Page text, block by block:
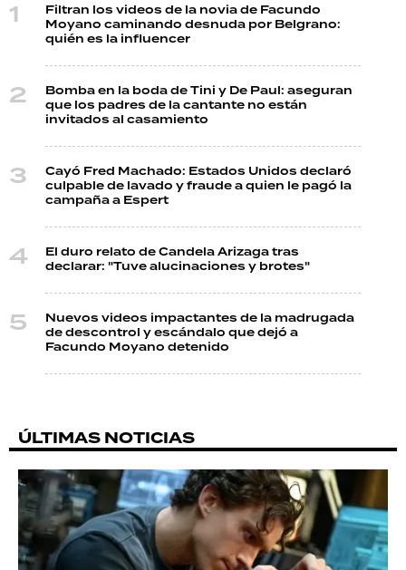
Filtran los videos de la novia de Facundo
Moyano caminando desnuda por Belgrano:
quién es la influencer
Bomba en la boda de Tini y De Paul: aseguran
que los padres de la cantante no están
invitados al casamiento
Cayó Fred Machado: Estados Unidos declaró
culpable de lavado y fraude a quien le pagó la
campaña a Espert
El duro relato de Candela Arizaga tras
declarar: "Tuve alucinaciones y brotes"
Nuevos videos impactantes de la madrugada
de descontrol y escándalo que dejó a
Facundo Moyano detenido
ÚLTIMAS NOTICIAS